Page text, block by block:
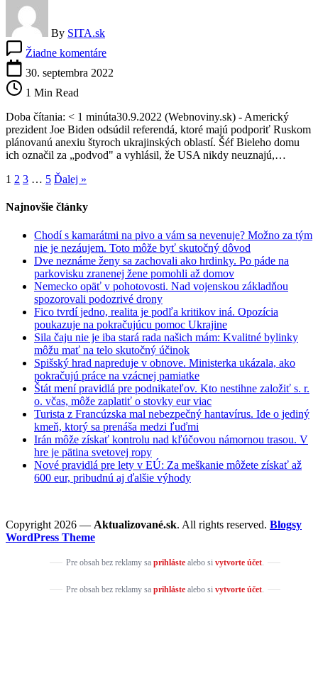
By SITA.sk
Žiadne komentárePodvod,
vyhlásil
referendá
na
Ukrajine.
USA
ide
o
ruské
územia
30. septembra 2022
1 Min Read
Doba čítania: < 1 minúta30.9.2022 (Webnoviny.sk) - Americký
prezident Joe Biden odsúdil referendá, ktoré majú podporiť Ruskom
plánovanú anexiu štyroch ukrajinských oblastí. Šéf Bieleho domu
ich označil za „podvod" a vyhlásil, že USA nikdy neuznajú,…
1 2 3 … 5 Ďalej »
Najnovšie články
Chodí s kamarátmi na pivo a vám sa nevenuje? Možno za tým
nie je nezáujem. Toto môže byť skutočný dôvod
Dve neznáme ženy sa zachovali ako hrdinky. Po páde na
parkovisku zranenej žene pomohli až domov
Nemecko opäť v pohotovosti. Nad vojenskou základňou
spozorovali podozrivé drony
Fico tvrdí jedno, realita je podľa kritikov iná. Opozícia
poukazuje na pokračujúcu pomoc Ukrajine
Sila čaju nie je iba stará rada našich mám: Kvalitné bylinky
môžu mať na telo skutočný účinok
Spišský hrad napreduje v obnove. Ministerka ukázala, ako
pokračujú práce na vzácnej pamiatke
Štát mení pravidlá pre podnikateľov. Kto nestihne založiť s. r.
o. včas, môže zaplatiť o stovky eur viac
Turista z Francúzska mal nebezpečný hantavírus. Ide o jediný
kmeň, ktorý sa prenáša medzi ľuďmi
Irán môže získať kontrolu nad kľúčovou námornou trasou. V
hre je pätina svetovej ropy
Nové pravidlá pre lety v EÚ: Za meškanie môžete získať až
600 eur, pribudnú aj ďalšie výhody
Copyright 2026 — Aktualizované.sk. All rights reserved. Blogsy
WordPress Theme
Pre obsah bez reklamy sa prihlástealebo si vytvorte účet.